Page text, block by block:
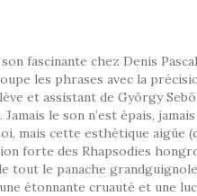
fascinante chez Denis
les phrases avec la
et assistant de György
Jamais le son n’est épais,
mais cette esthétique aigüe
forte des Rhapsodies
tout le panache
étonnante cruauté et une